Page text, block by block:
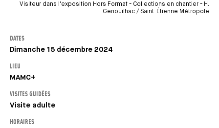
Visiteur dans l'exposition Hors Format - Collections en chantier - H.
Genouilhac / Saint-Étienne Métropole
DATES
Dimanche 15 décembre 2024
LIEU
MAMC+
VISITES GUIDÉES
Visite adulte
HORAIRES